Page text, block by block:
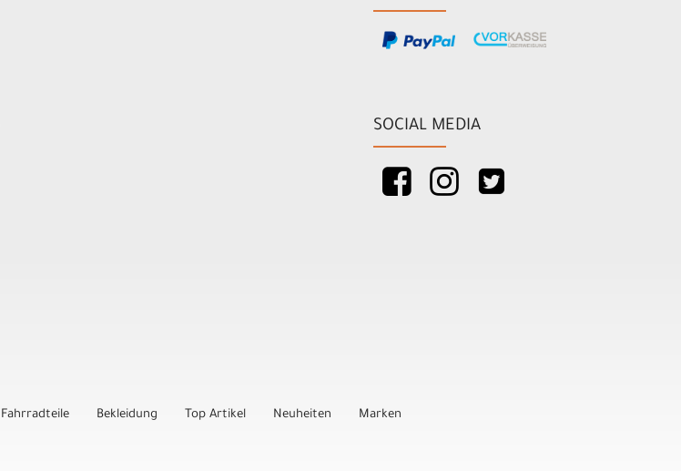
SOCIAL MEDIA
Fahrradteile Bekleidung Top Artikel Neuheiten Marken